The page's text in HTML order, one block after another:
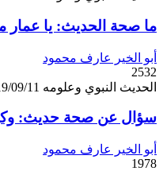
ما صحة الحديث: يا عمار
أبو الخير عارف محمود
2532
الحديث النبوي وعلومه 09/11
سؤال عن صحة حديث:
أبو الخير عارف محمود
1978